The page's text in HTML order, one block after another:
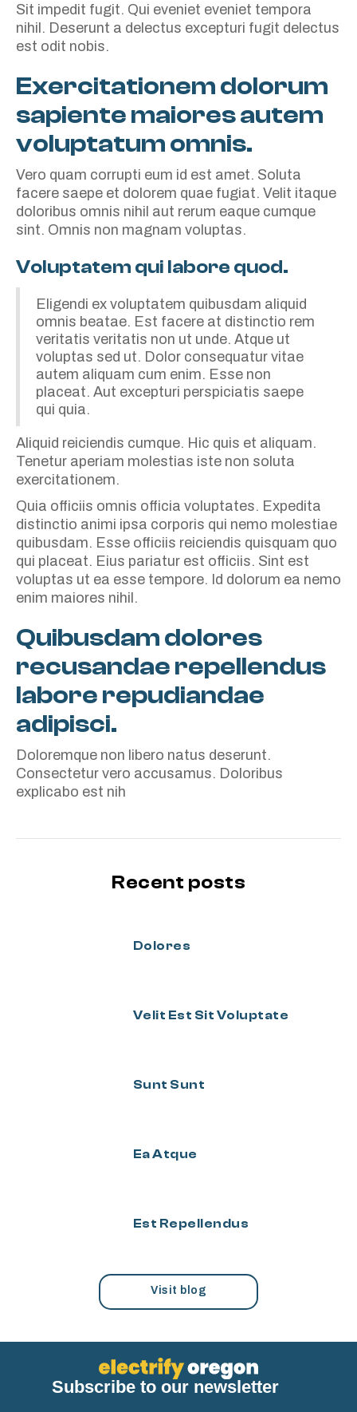
Sit impedit fugit. Qui eveniet eveniet tempora
nihil. Deserunt a delectus excepturi fugit delectus
est odit nobis.
Exercitationem dolorum
sapiente maiores autem
voluptatum omnis.
Vero quam corrupti eum id est amet. Soluta
facere saepe et dolorem quae fugiat. Velit itaque
doloribus omnis nihil aut rerum eaque cumque
sint. Omnis non magnam voluptas.
Voluptatem qui labore quod.
Eligendi ex voluptatem quibusdam aliquid
omnis beatae. Est facere at distinctio rem
veritatis veritatis non ut unde. Atque ut
voluptas sed ut. Dolor consequatur vitae
autem aliquam cum enim. Esse non
placeat. Aut excepturi perspiciatis saepe
qui quia.
Aliquid reiciendis cumque. Hic quis et aliquam.
Tenetur aperiam molestias iste non soluta
exercitationem.
Quia officiis omnis officia voluptates. Expedita
distinctio animi ipsa corporis qui nemo molestiae
quibusdam. Esse officiis reiciendis quisquam quo
qui placeat. Eius pariatur est officiis. Sint est
voluptas ut ea esse tempore. Id dolorum ea nemo
enim maiores nihil.
Quibusdam dolores
recusandae repellendus
labore repudiandae
adipisci.
Doloremque non libero natus deserunt.
Consectetur vero accusamus. Doloribus
explicabo est nih
Recent posts
Dolores
Velit Est Sit Voluptate
Sunt Sunt
Ea Atque
Est Repellendus
Visit blog
Subscribe to our newsletter